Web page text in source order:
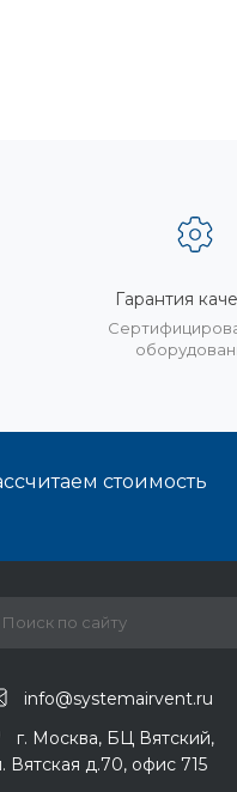
Гарантия
стоимость
info@systemairvent.ru
г. Москва, БЦ Вятский,
Вятская д.70, офис 715